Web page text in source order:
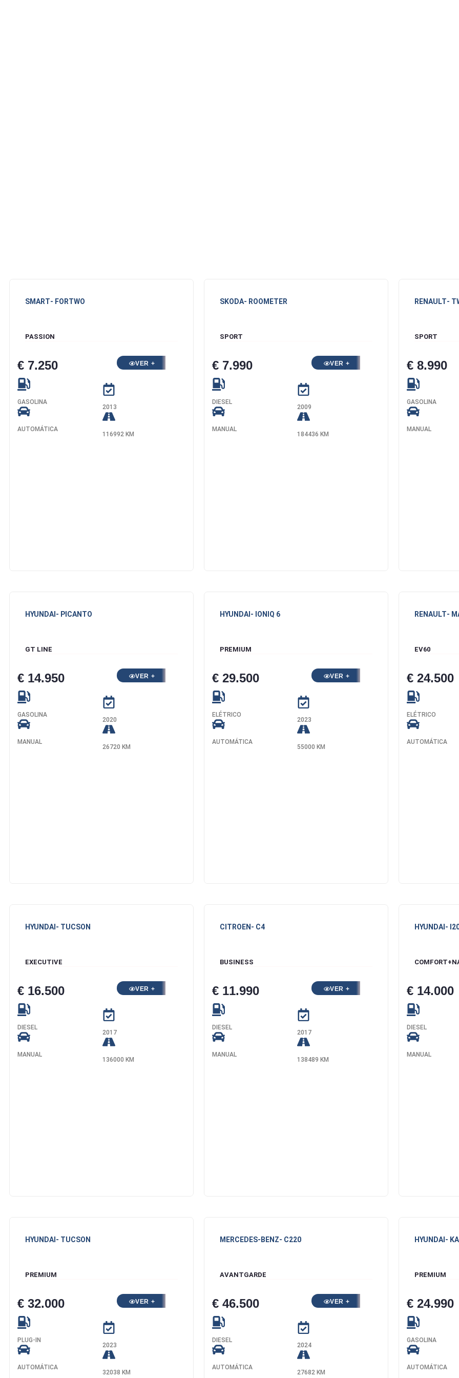
SMART- FORTWO
PASSION
€ 7.250 VER +
GASOLINA
AUTOMÁTICA
2013
116992 KM
SKODA- ROOMETER
SPORT
€ 7.990 VER +
DIESEL
MANUAL
2009
184436 KM
RENAULT-
SPORT
€ 8.990
GASOLINA
MANUAL
HYUNDAI - PICANTO
GT LINE
€ 14.950 VER +
GASOLINA
MANUAL
2020
26720 KM
HYUNDAI - IONIQ 6
PREMIUM
€ 29.500 VER +
ELÉTRICO
AUTOMÁTICA
2023
55000 KM
RENAULT-
EV60
€ 24.500
ELÉTRICO
AUTOMÁTICA
HYUNDAI - TUCSON
EXECUTIVE
€ 16.500 VER +
DIESEL
MANUAL
2017
136000 KM
CITROEN - C4
BUSINESS
€ 11.990 VER +
DIESEL
MANUAL
2017
138489 KM
HYUNDAI -
€ 14.000
DIESEL
MANUAL
HYUNDAI - TUCSON
PREMIUM
€ 32.000 VER +
PLUG-IN
AUTOMÁTICA
2023
32038 KM
MERCEDES-BENZ- C220
AVANTGARDE
€ 46.500 VER +
DIESEL
AUTOMÁTICA
2024
27682 KM
HYUNDAI -
PREMIUM
€ 24.990
GASOLINA
AUTOMÁTICA